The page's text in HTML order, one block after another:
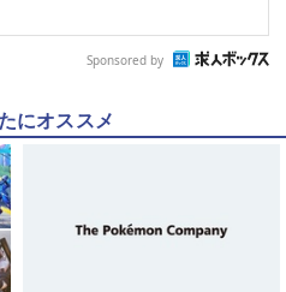
Sponsored by
にオススメ